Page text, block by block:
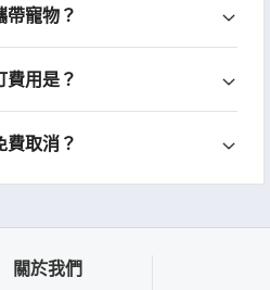
寵物？
用是？
取消？
關於我們